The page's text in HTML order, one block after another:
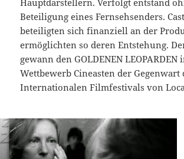
Hauptdarstellern. Verfolgt entstand
Beteiligung eines Fernsehsenders.
beteiligten sich finanziell an der
ermöglichten so deren Entstehung.
gewann den GOLDENEN LEOPARDEN
Wettbewerb Cineasten der Gegenwart
Internationalen Filmfestivals von